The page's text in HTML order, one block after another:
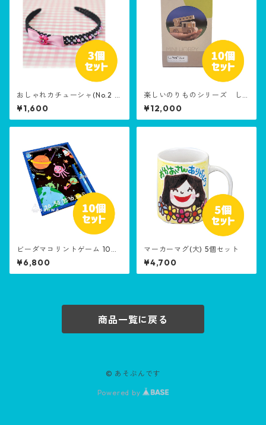
おしゃれカチューシャ(No.2 リ
ボン) 3個セット
¥1,600
楽しいのりものシリーズ し
ょうぼうしゃ 10個セット
¥12,000
ビーダマコリントゲーム 10個
セット［生産終了品］
¥6,800
マーカーマグ(大) 5個セット
¥4,700
商品一覧に戻る
© あそぶんです
Powered by